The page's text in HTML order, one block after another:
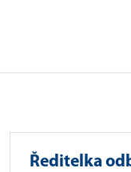
Ředitelka